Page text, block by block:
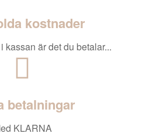
kostnader
kassan är det du betalar...
betalningar
KLARNA